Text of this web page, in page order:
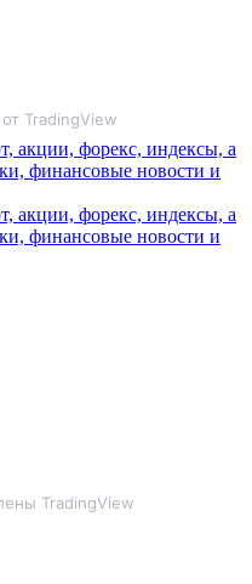
от TradingView
TradingView